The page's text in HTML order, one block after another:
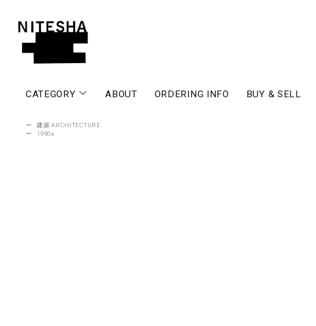
CATEGORY ABOUT ORDERING INFO BUY & SELL
ー
建築 ARCHITECTURE
ー
1990s